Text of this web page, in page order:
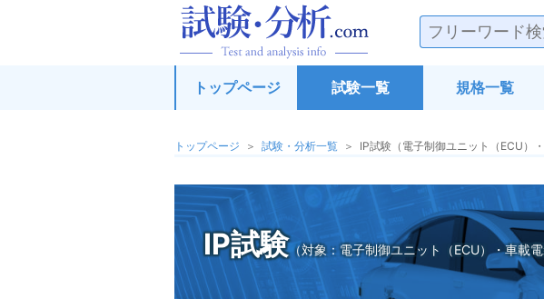
試験・分
トップページ 試験一覧 規格一覧
トップページ 試験・分析一覧 IP試験（電子制御ユニット（ECU）
IP試験（対象：電子制御ユニット（ECU）・車載電